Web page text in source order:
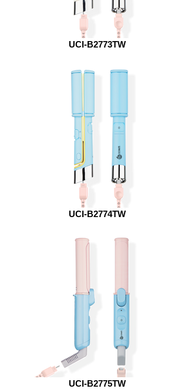
UCI-B2773TW
UCI-B2774TW
UCI-B2775TW